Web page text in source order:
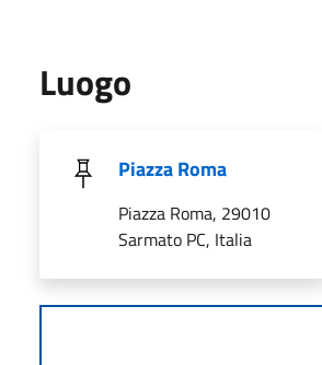
Luogo
Piazza Roma
Piazza Roma, 29010
Sarmato PC, Italia